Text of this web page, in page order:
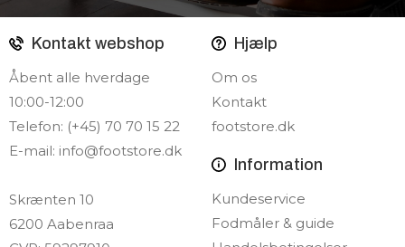
Kontakt webshop
Åbent alle hverdage
10:00-12:00
Telefon: (+45) 70 70 15 22
E-mail: info@footstore.dk
Skrænten 10
6200 Aabenraa
Hjælp
Om os
Kontakt
footstore.dk
Information
Kundeservice
Fodmåler & guide